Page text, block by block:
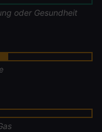
oder Gesundheit